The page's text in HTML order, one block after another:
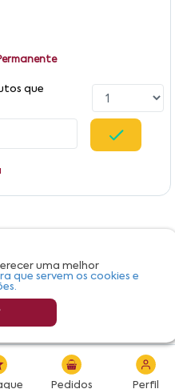
que
uma melhor
que servem os cookies e
Pedidos Perfil